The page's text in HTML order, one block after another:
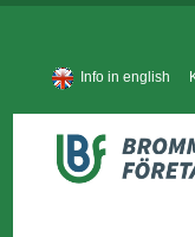
Info in english